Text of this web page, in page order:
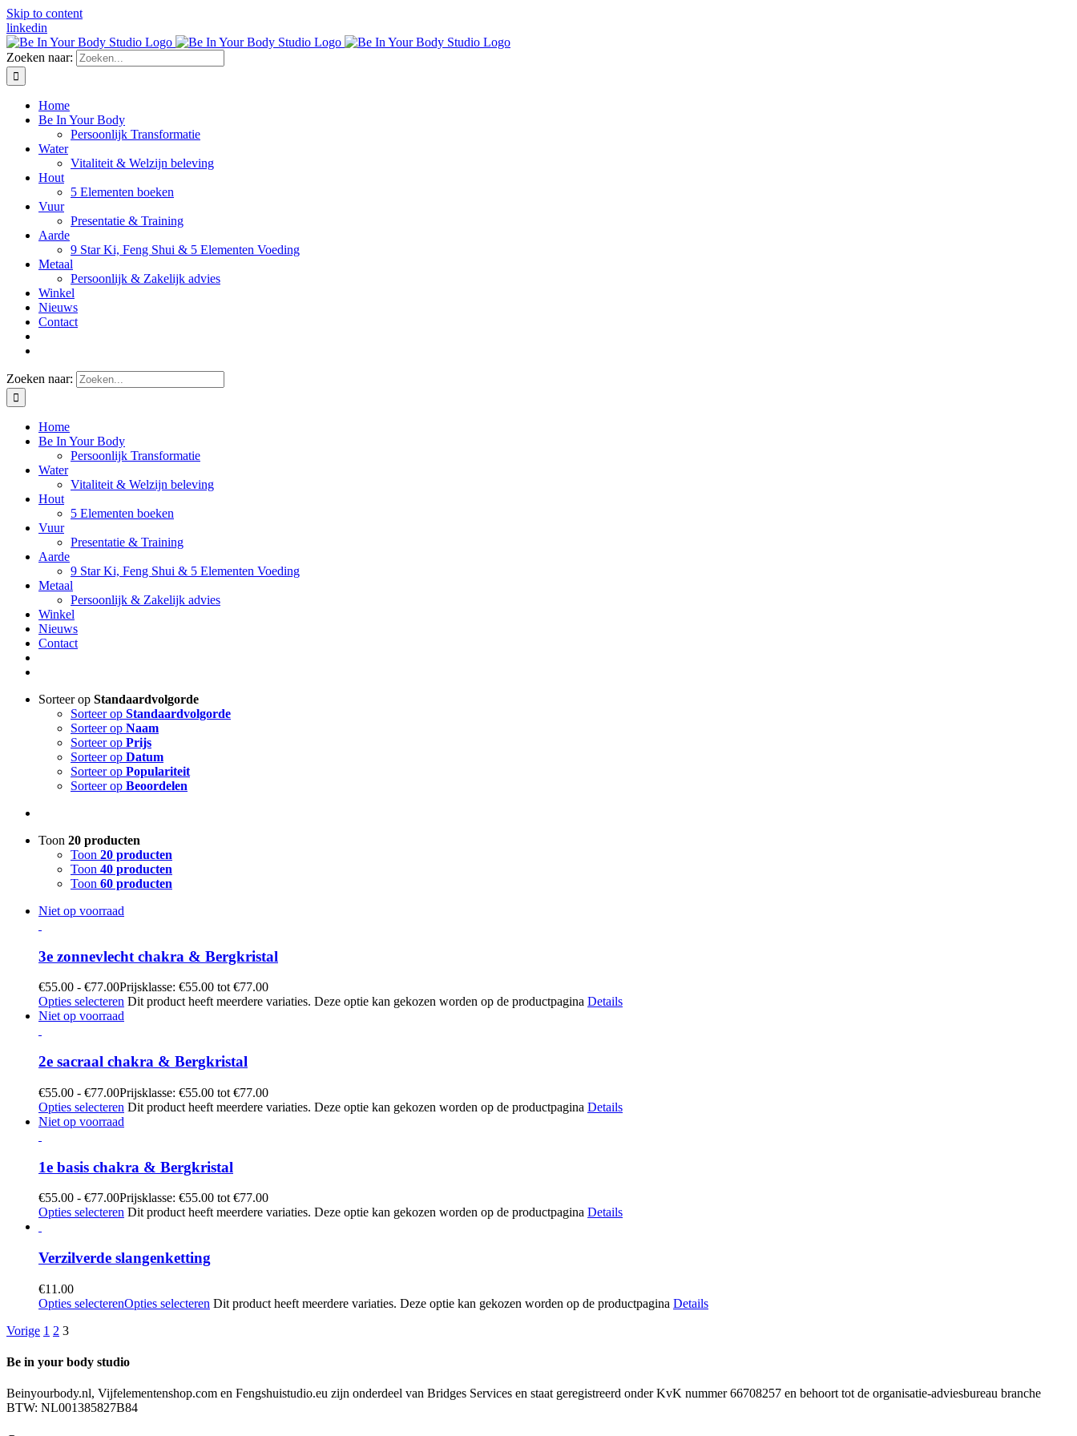
Skip to content
linkedin
Zoeken naar:
Home
Be In Your Body
Persoonlijk Transformatie
Water
Vitaliteit & Welzijn beleving
Hout
5 Elementen boeken
Vuur
Presentatie & Training
Aarde
9 Star Ki, Feng Shui & 5 Elementen Voeding
Metaal
Persoonlijk & Zakelijk advies
Winkel
Nieuws
Contact
Zoeken naar:
Home
Be In Your Body
Persoonlijk Transformatie
Water
Vitaliteit & Welzijn beleving
Hout
5 Elementen boeken
Vuur
Presentatie & Training
Aarde
9 Star Ki, Feng Shui & 5 Elementen Voeding
Metaal
Persoonlijk & Zakelijk advies
Winkel
Nieuws
Contact
Sorteer op Standaardvolgorde
Sorteer op Standaardvolgorde
Sorteer op Naam
Sorteer op Prijs
Sorteer op Datum
Sorteer op Populariteit
Sorteer op Beoordelen
Toon 20 producten
Toon 20 producten
Toon 40 producten
Toon 60 producten
Niet op voorraad
3e zonnevlecht chakra & Bergkristal
€55.00 - €77.00Prijsklasse: €55.00 tot €77.00
Opties selecteren Dit product heeft meerdere variaties. Deze optie kan gekozen worden op de productpagina Details
Niet op voorraad
2e sacraal chakra & Bergkristal
€55.00 - €77.00Prijsklasse: €55.00 tot €77.00
Opties selecteren Dit product heeft meerdere variaties. Deze optie kan gekozen worden op de productpagina Details
Niet op voorraad
1e basis chakra & Bergkristal
€55.00 - €77.00Prijsklasse: €55.00 tot €77.00
Opties selecteren Dit product heeft meerdere variaties. Deze optie kan gekozen worden op de productpagina Details
Verzilverde slangenketting
€11.00
Opties selecterenOpties selecteren Dit product heeft meerdere variaties. Deze optie kan gekozen worden op de productpagina Details
Vorige 1 2 3
Be in your body studio
Beinyourbody.nl, Vijfelementenshop.com en Fengshuistudio.eu zijn onderdeel van Bridges Services en staat geregistreerd onder KvK nummer 66708257 en behoort tot de organisatie-adviesbureau branche
BTW: NL001385827B84